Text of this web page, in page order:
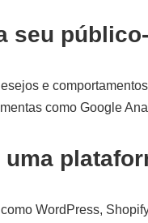
seu
e
como Google
WordPress,